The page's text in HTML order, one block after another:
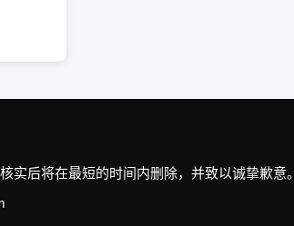
后将在最短的时间内删除，并致以诚挚歉意。